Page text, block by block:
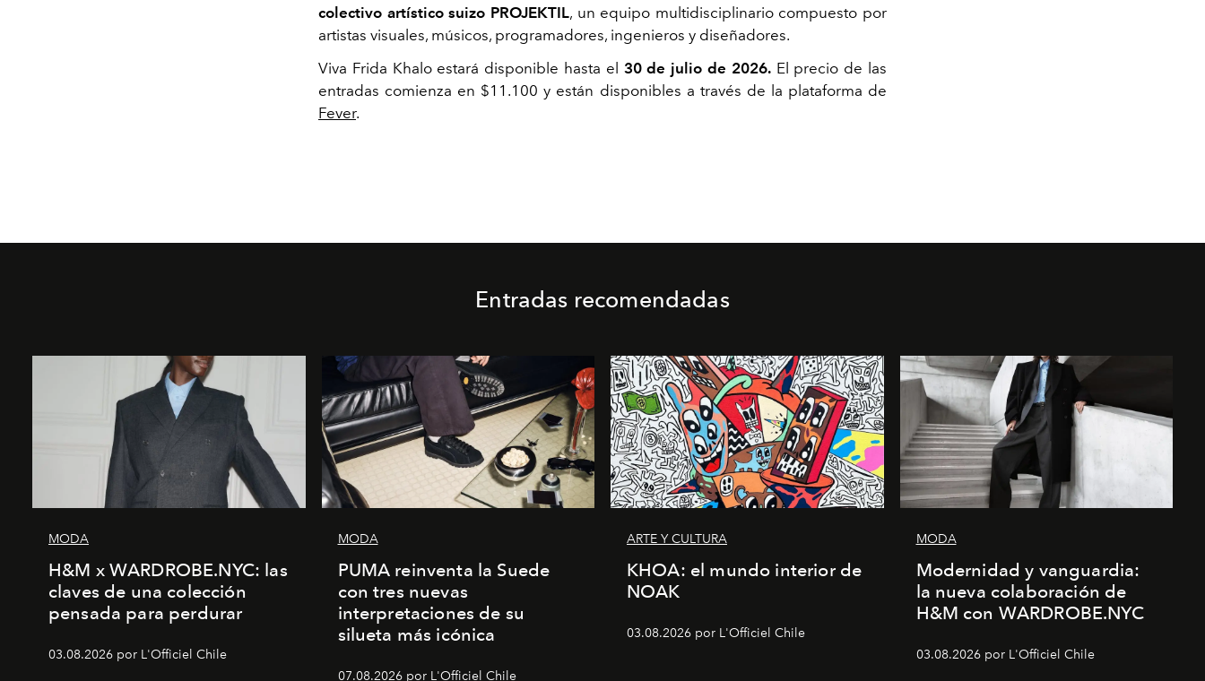
colectivo artístico suizo PROJEKTIL, un equipo multidisciplinario compuesto por
artistas visuales, músicos, programadores, ingenieros y diseñadores.
Viva Frida Khalo estará disponible hasta el 30 de julio de 2026.El precio de las
entradas comienza en $11.100 y están disponibles a través de la plataforma de
Fever.
Entradas recomendadas
MODA
H&M x WARDROBE.NYC: las
claves de una colección
pensada para perdurar
03.08.2026 por L'Officiel Chile
MODA
PUMA reinventa la Suede
con tres nuevas
interpretaciones de su
silueta más icónica
07.08.2026 por L'Officiel Chile
ARTE Y CULTURA
KHOA: el mundo interior de
NOAK
03.08.2026 por L'Officiel Chile
MODA
Modernidad y vanguardia:
la nueva colaboración de
H&M con WARDROBE.NYC
03.08.2026 por L'Officiel Chile